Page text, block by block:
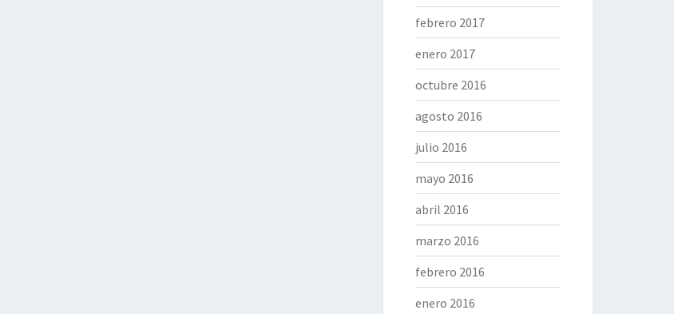
febrero 2017
enero 2017
octubre 2016
agosto 2016
julio 2016
mayo 2016
abril 2016
marzo 2016
febrero 2016
enero 2016